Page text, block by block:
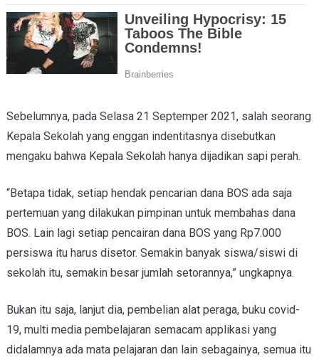
Sebelumnya, pada Selasa 21 Septemper 2021, salah seorang
Kepala Sekolah yang enggan indentitasnya disebutkan
mengaku bahwa Kepala Sekolah hanya dijadikan sapi perah.
“Betapa tidak, setiap hendak pencarian dana BOS ada saja
pertemuan yang dilakukan pimpinan untuk membahas dana
BOS. Lain lagi setiap pencairan dana BOS yang Rp7.000
persiswa itu harus disetor. Semakin banyak siswa/siswi di
sekolah itu, semakin besar jumlah setorannya,” ungkapnya.
Bukan itu saja, lanjut dia, pembelian alat peraga, buku covid-
19, multi media pembelajaran semacam applikasi yang
didalamnya ada mata pelajaran dan lain sebagainya, semua itu